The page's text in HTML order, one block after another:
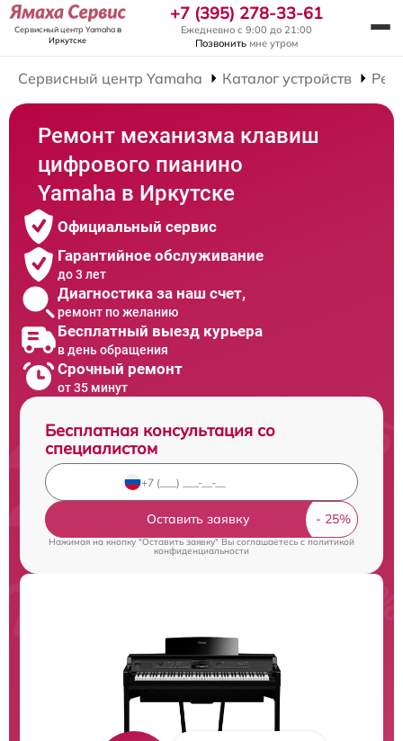
Сервисный центр Yamahaв
Иркутске
+7 (395) 278-33-61
Ежедневно с 9:00 до 21:00
Позвонить мне утром
Сервисный центр Yamaha Каталог устройств
Ремонт механизма клавиш
цифрового пианино
Yamaha в Иркутске
Официальный сервис
Гарантийное обслуживание
до 3 лет
Диагностика за наш счет,
ремонт по желанию
Бесплатный выезд курьера
в день обращения
Срочный ремонт
от 35 минут
Бесплатная консультация со
специалистом
Оставить заявку
Нажимая на кнопку "Оставить заявку" Вы соглашаетесь cполитикой
конфиденциальности